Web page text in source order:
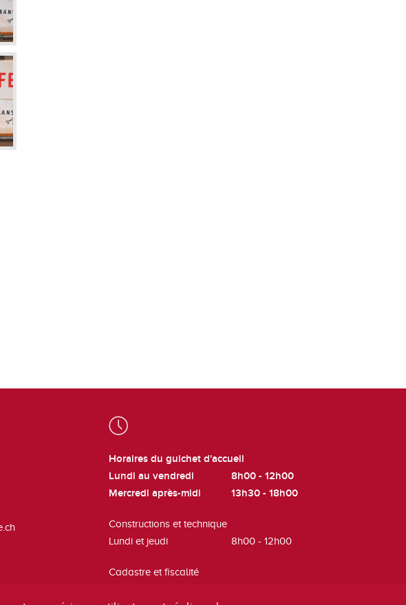
Horaires du guichet d'accueil
Lundi au vendredi
8h00 - 12h00
Mercredi après-midi
13h30 - 18h00
Constructions et technique
Lundi et jeudi
8h00 - 12h00
Cadastre et fiscalité